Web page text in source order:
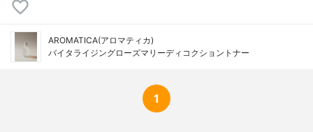
AROMATICA(アロマティカ)
バイタライジングローズマリーディコクショントナー
1